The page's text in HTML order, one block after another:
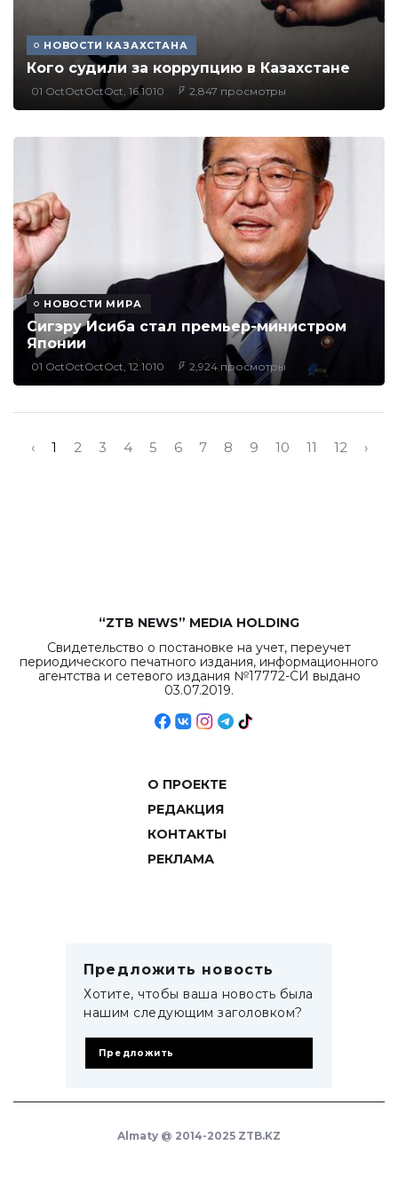
НОВОСТИ КАЗАХСТАНА
Кого судили за коррупцию в Казахстане
01 OctOctOctOct, 16:1010 2,847 просмотры
НОВОСТИ МИРА
Сигэру Исиба стал премьер-министром
Японии
01 OctOctOctOct, 12:1010 2,924 просмотры
‹ 1 2 3 4 5 6 7 8 9 10 11 12 ›
“ZTB NEWS” MEDIA HOLDING
Свидетельство о постановке на учет, переучет
периодического печатного издания, информационного
агентства и сетевого издания №17772-СИ выдано
03.07.2019.
О ПРОЕКТЕ
РЕДАКЦИЯ
КОНТАКТЫ
РЕКЛАМА
Предложить новость
Хотите, чтобы ваша новость была
нашим следующим заголовком?
Предложить
Almaty @ 2014-2025 ZTB.KZ